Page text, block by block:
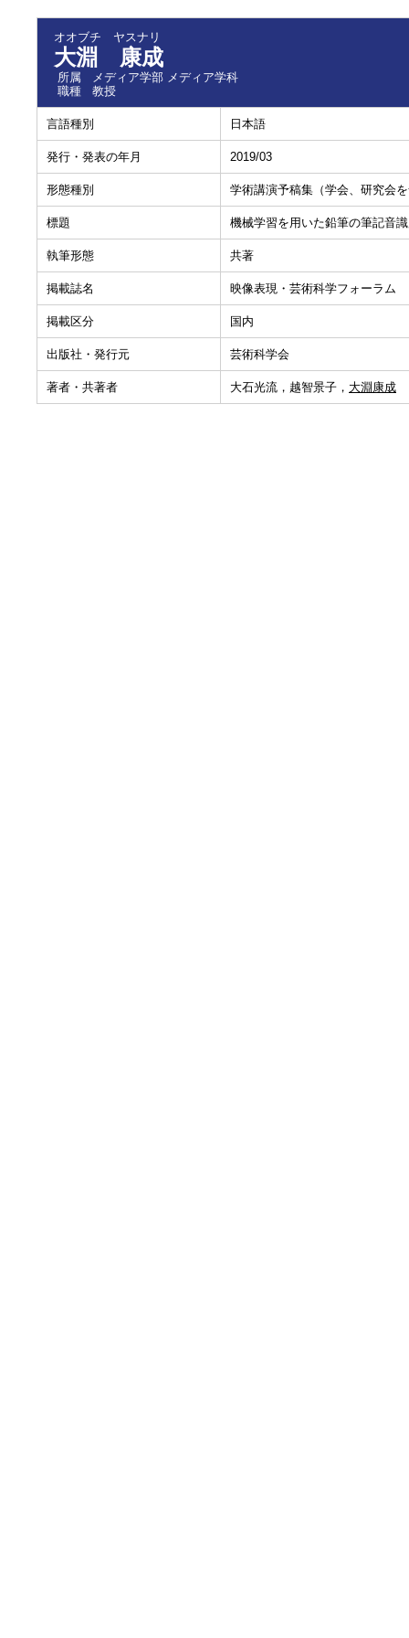
オオブチ ヤスナリ
大淵 康成
所属
メディア学部 メディア学科
職種
教授
言語種別 日本語
発行・発表の年月 2019/03
形態種別 学術講演予稿集（学会、研究会
標題 機械学習を用いた鉛筆の筆記音
執筆形態 共著
掲載誌名 映像表現・芸術科学フォーラム
掲載区分 国内
出版社・発行元 芸術科学会
著者・共著者 大石光流，越智景子， 大淵康成